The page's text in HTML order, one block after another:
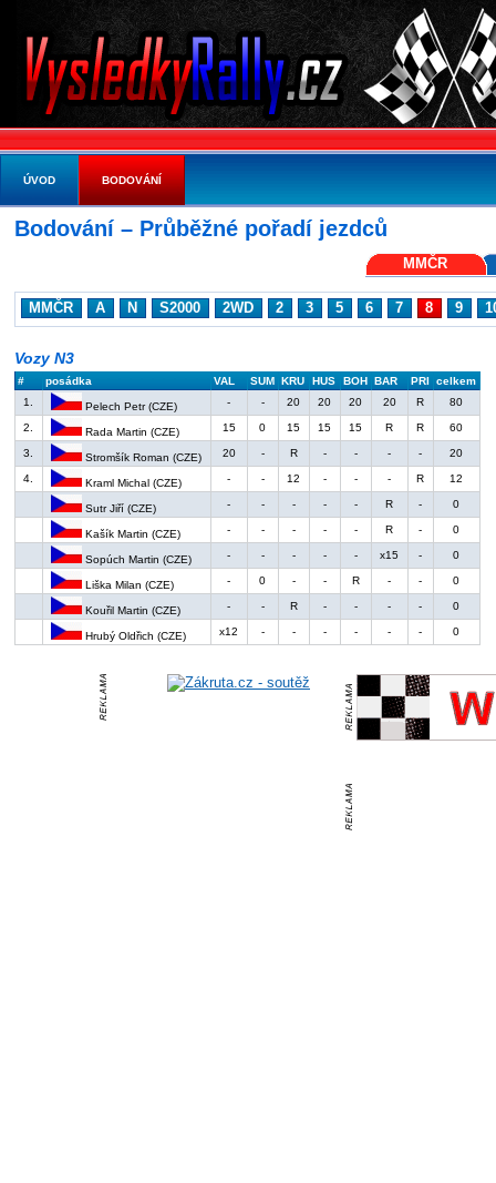
Bodování – Průběžné pořadí jezdců
MMČR
MMČR A N S2000 2WD 2 3 5 6 7 8 9
Vozy N3
# posádka VAL SUM KRU HUS BOH BAR PRI celkem
1.
Pelech Petr (CZE) - - 20 20 20 20 R 80
2. Rada Martin (CZE) 15 0 15 15 15 R R 60
3. Stromšík Roman (CZE) 20 - R - - - - 20
4. Kraml Michal (CZE) - - 12 - - - R 12
Sutr Jiří (CZE) - - - - - R - 0
Kašík Martin (CZE) - - - - - R - 0
Sopúch Martin (CZE) - - - - - x15 - 0
Liška Milan (CZE) - 0 - - R - - 0
Kouřil Martin (CZE) - - R - - - - 0
Hrubý Oldřich (CZE) x12 - - - - - - 0
ÚVOD BODOVÁNÍ